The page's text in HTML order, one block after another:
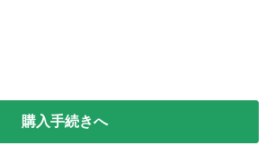
購入手続きへ